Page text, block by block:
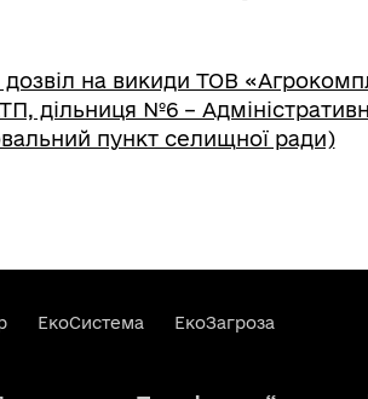
на викиди ТОВ
дільниця №6 –
пункт селищної ради)
ЕкоСистема ЕкоЗагроза